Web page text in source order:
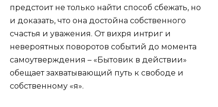
предстоит не только найти способ сбежать, но
и доказать, что она достойна собственного
счастья и уважения. От вихря интриг и
невероятных поворотов событий до момента
самоутверждения – «Бытовик в действии»
обещает захватывающий путь к свободе и
собственному «я».